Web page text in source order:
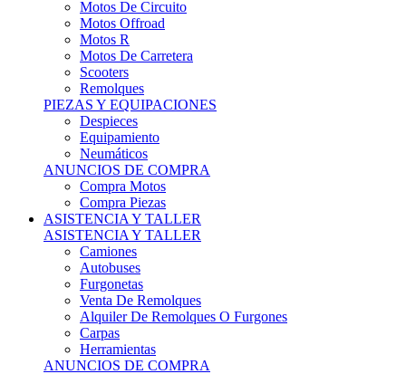
Motos R
Motos De Carretera
Scooters
Remolques
PIEZAS Y EQUIPACIONES
Despieces
Equipamiento
Neumáticos
ANUNCIOS DE COMPRA
Compra Motos
Compra Piezas
ASISTENCIA Y TALLER
ASISTENCIA Y TALLER
Camiones
Autobuses
Furgonetas
Venta De Remolques
Alquiler De Remolques O Furgones
Carpas
Herramientas
ANUNCIOS DE COMPRA
Compra De Vehículos